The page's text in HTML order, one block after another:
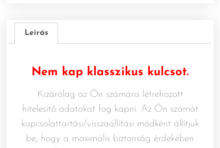
Leírás
Nem kap klasszikus kulcsot.
Kizárólag az Ön számára létrehozott
hitelesítő adatokat fog kapni. Az Ön számát
kapcsolattartási/visszaállítási módként állítjuk
be, hogy a maximális biztonság érdekében